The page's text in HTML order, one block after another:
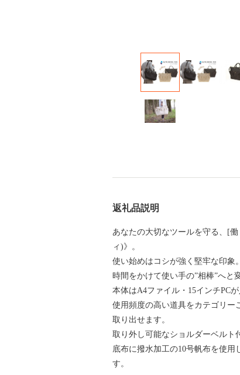
返礼品説明
あなたの大切なツールを守る、[
ィ)》。
使い始めはコシが強く堅牢な印象
時間をかけて使い手の”相棒”へと
本体はA4ファイル・15インチPC
使用頻度の高い道具をカテゴリー
取り出せます。
取り外し可能なショルダーベルト
底布に撥水加工の10号帆布を使
す。